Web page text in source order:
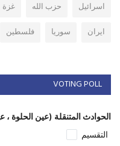
اسرائيل
حزب الله غزة
ايران
سوريا فلسطين
VOTING POLL
الحوادث المتنقلة (عين الحلوة ،
التقسيم